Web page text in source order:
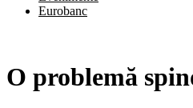
Eurobanc
O problemă